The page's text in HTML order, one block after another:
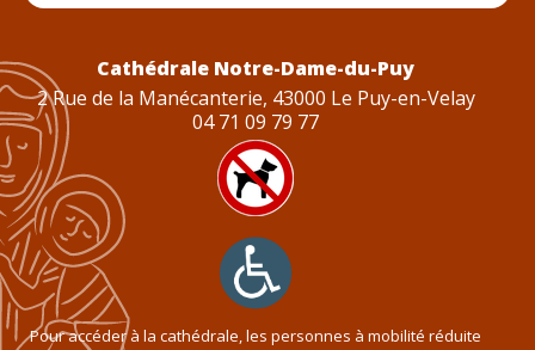
Cathédrale Notre-Dame-du-Puy
2 Rue de la Manécanterie, 43000 Le Puy-en-Velay
04 71 09 79 77
Pour accéder à la cathédrale, les personnes à mobilité réduite